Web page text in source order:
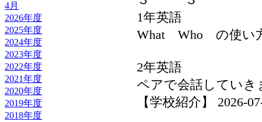
4月
2026年度
2025年度
2024年度
2023年度
2022年度
2021年度
2020年度
2019年度
2018年度
1年英語
What Who の使い
2年英語
ペアで会話していき
【学校紹介】 2026-